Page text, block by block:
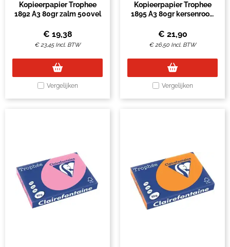
Kopieerpapier Trophee
1892 A3 80gr zalm 500vel
€ 19,38
€23,45 Incl. BTW
Vergelijken
Kopieerpapier Trophee
1895 A3 80gr kersenrood
€ 21,90
€26,50 Incl. BTW
Vergelijken